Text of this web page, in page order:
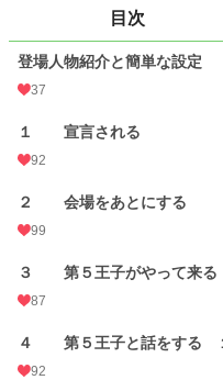
言などはご遠慮願います。
小説 36,340 位 / 228,746 件
恋愛
お気に入り 2,196
文字数 62,472
週間ポイント
目次
登場人物紹介と簡単な設定
37
１ 宣言される
92
２ 会場をあとにする
99
３ 第５王子がやって来る
87
４ 第５王子と話をする
92